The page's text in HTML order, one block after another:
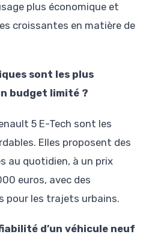
plus économique et
croissantes en matière de
sont les plus
budget limité ?
5 E-Tech sont les
Elles proposent des
au quotidien, à un prix
euros, avec des
pour les trajets urbains.
d’un véhicule neuf